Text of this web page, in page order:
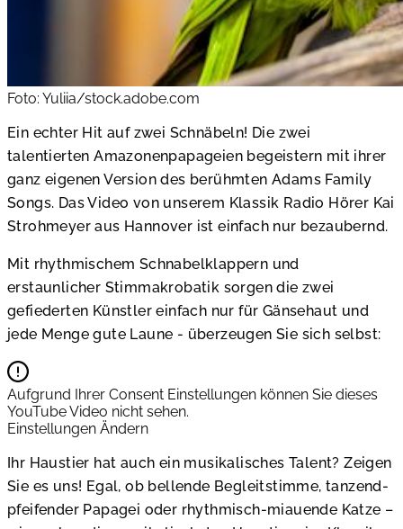
Foto: Yuliia/stock.adobe.com
Ein echter Hit auf zwei Schnäbeln! Die zwei
talentierten Amazonenpapageien begeistern mit ihrer
ganz eigenen Version des berühmten Adams Family
Songs. Das Video von unserem Klassik Radio Hörer Kai
Strohmeyer aus Hannover ist einfach nur bezaubernd.
Mit rhythmischem Schnabelklappern und
erstaunlicher Stimmakrobatik sorgen die zwei
gefiederten Künstler einfach nur für Gänsehaut und
jede Menge gute Laune - überzeugen Sie sich selbst:
Aufgrund Ihrer Consent Einstellungen können Sie dieses
YouTube Video nicht sehen.
Einstellungen Ändern
Ihr Haustier hat auch ein musikalisches Talent? Zeigen
Sie es uns! Egal, ob bellende Begleitstimme, tanzend-
pfeifender Papagei oder rhythmisch-miauende Katze –